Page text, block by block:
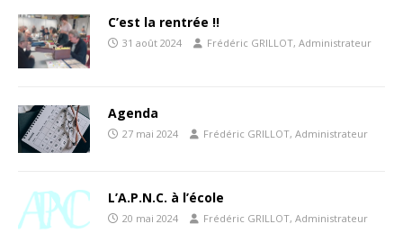
C’est la rentrée !!
31 août 2024 Frédéric GRILLOT, Administrateur
Agenda
27 mai 2024 Frédéric GRILLOT, Administrateur
L’A.P.N.C. à l’école
20 mai 2024 Frédéric GRILLOT, Administrateur